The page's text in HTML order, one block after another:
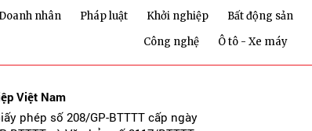
Doanh nhân Pháp luật Khởi nghiệp Bất động sản
Công nghệ
Ô tô - Xe máy
Việt Nam
phép số 208/GP-BTTTT cấp ngày